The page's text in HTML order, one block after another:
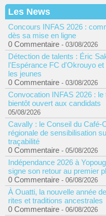
Les News
Concours INFAS 2026 :
dès sa mise en ligne
0 Commentaire - 03/08/2026
Détection de talents : Éric
l'Espérance FC d'Okrouyo
les jeunes
0 Commentaire - 03/08/2026
Convocation INFAS 2026 :
bientôt ouvert aux candidats
05/08/2026
Cavally : le Conseil du Café-
régionale de sensibilisation
traçabilité
0 Commentaire - 05/08/2026
Indépendance 2026 à
signe son retour au premier
0 Commentaire - 06/08/2026
À Ouatti, la nouvelle année
rites et traditions ancestrales
0 Commentaire - 06/08/2026